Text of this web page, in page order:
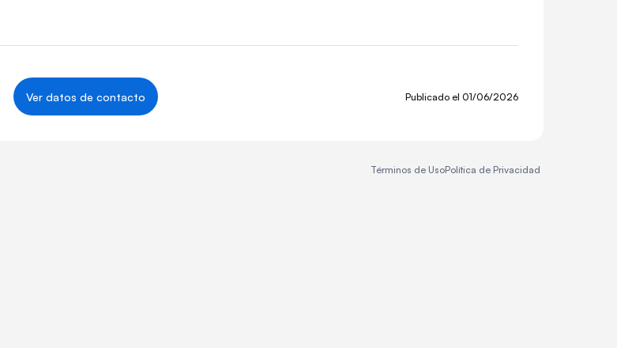
Ver datos de contacto Publicado el 01/06/2026
Términos de UsoPolítica de Privacidad